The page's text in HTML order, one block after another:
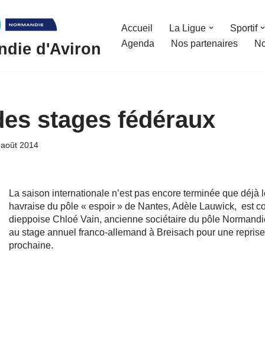
d'Aviron
Accueil La Ligue Sportif
Agenda
Nos partenaires
stages fédéraux
2014
La saison internationale n’est pas encore terminée que
havraise du pôle « espoir » de Nantes, Adèle Lauwick, est
dieppoise Chloé Vain, ancienne sociétaire du pôle
au stage annuel franco-allemand à Breisach pour une
prochaine.